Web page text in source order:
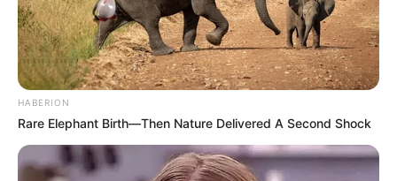
Participe do nosso grupo do
HABERION
Rare Elephant Birth—Then Nature Delivered A Second Shock